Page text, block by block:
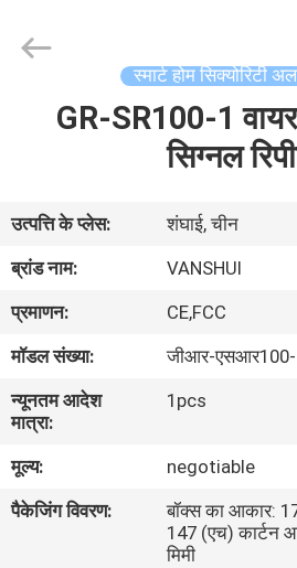
विडियो
हमारे
बारे
में
कारखाने
का
ENTERPRISE
COMPANY
स्मार्ट होम सिक्योरिटी
GR-SR100-1
सिग्नल
उत्पत्ति के प्लेस:
शंघाई, चीन
ब्रांड नाम:
VANSHUI
प्रमाणन:
CE,FCC
मॉडल संख्या:
जीआर-एसआर100-
न्यूनतम आदेश
मात्रा:
1pcs
मूल्य:
negotiable
पैकेजिंग विवरण:
बॉक्स का आकार:
147 (एच) कार्टन
मिमी